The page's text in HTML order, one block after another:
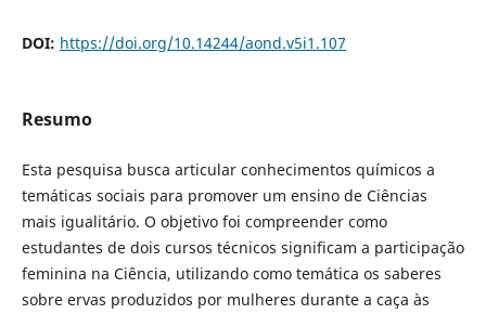
DOI: https://doi.org/10.14244/aond.v5i1.107
Resumo
Esta pesquisa busca articular conhecimentos químicos a
temáticas sociais para promover um ensino de Ciências
mais igualitário. O objetivo foi compreender como
estudantes de dois cursos técnicos significam a participação
feminina na Ciência, utilizando como temática os saberes
sobre ervas produzidos por mulheres durante a caça às